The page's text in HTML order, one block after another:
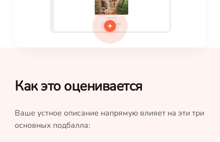
+
Как это оценивается
Ваше устное описание напрямую влияет на эти три
основных подбалла: